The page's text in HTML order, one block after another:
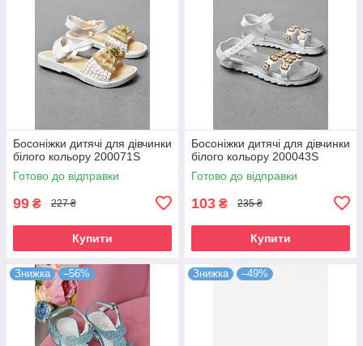
Босоніжки дитячі для дівчинки
білого кольору 200071S
Готово до відправки
99 ₴ 227 ₴
Купити
Босоніжки дитячі для дівчинки
білого кольору 200043S
Готово до відправки
103 ₴ 235 ₴
Купити
Знижка –56% Знижка –49%